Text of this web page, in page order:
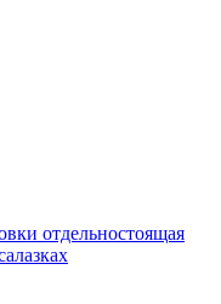
отдельностоящая